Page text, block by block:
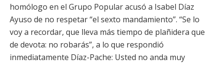
homólogo en el Grupo Popular acusó a Isabel Díaz
Ayuso de no respetar “el sexto mandamiento”. “Se lo
voy a recordar, que lleva más tiempo de plañidera que
de devota: no robarás”, a lo que respondió
inmediatamente Díaz-Pache: Usted no anda muy